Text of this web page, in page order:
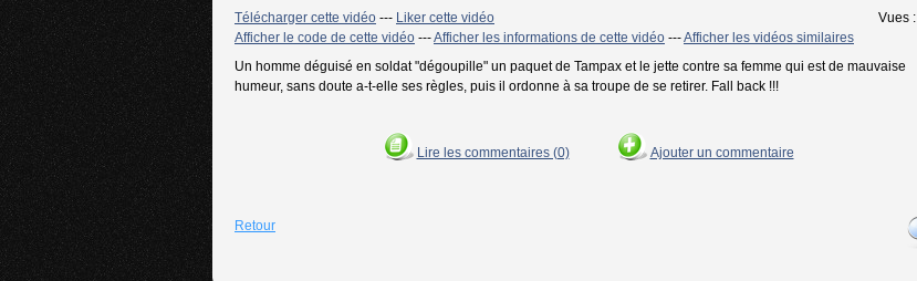
Télécharger cette vidéo --- Liker cette vidéo Vues :
Afficher le code de cette vidéo ---Afficher les informations de cette vidéo ---Afficher les vidéos similaires
Un homme déguisé en soldat "dégoupille" un paquet de Tampax et le jette contre sa femme qui est de mauvaise
humeur, sans doute a-t-elle ses règles, puis il ordonne à sa troupe de se retirer. Fall back !!!
Lire les commentaires (0) Ajouter un commentaire
Retour